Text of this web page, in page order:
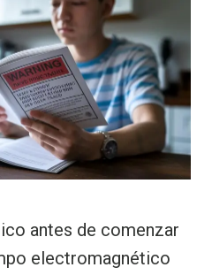
antes de comenzar
electromagnético